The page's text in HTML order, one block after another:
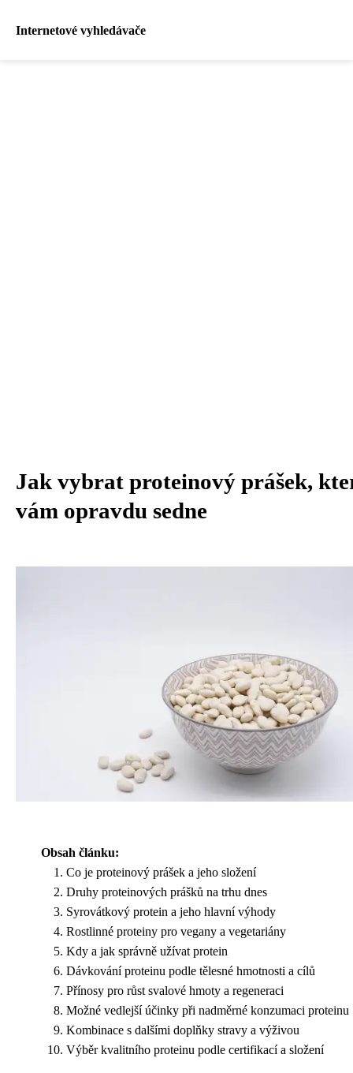
Internetové vyhledávače
Jak vybrat proteinový prášek,
vám opravdu sedne
Obsah článku:
Co je proteinový prášek a jeho složení
Druhy proteinových prášků na trhu dnes
Syrovátkový protein a jeho hlavní výhody
Rostlinné proteiny pro vegany a vegetariány
Kdy a jak správně užívat protein
Dávkování proteinu podle tělesné hmotnosti a cílů
Přínosy pro růst svalové hmoty a regeneraci
Možné vedlejší účinky při nadměrné konzumaci proteinu
Kombinace s dalšími doplňky stravy a výživou
Výběr kvalitního proteinu podle certifikací a složení